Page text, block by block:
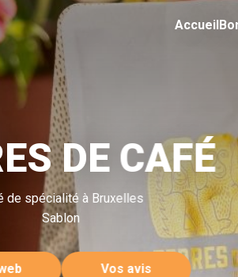
Accueil
DE CAFÉ
de spécialité à Bruxelles
Sablon
Vos avis